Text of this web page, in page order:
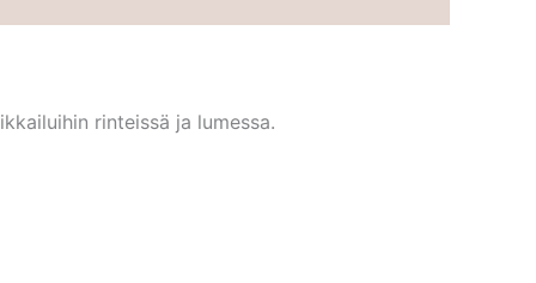
rinteissä ja lumessa.